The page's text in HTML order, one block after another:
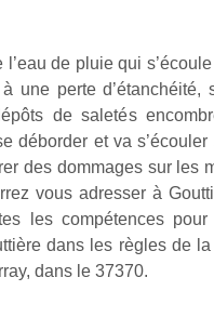
de pluie qui
une perte
de saletés
déborder et va
des dommages sur les
vous adresser à
les compétences
dans les règles de
dans le 37370.